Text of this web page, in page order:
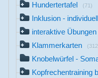
Hundertertafel (71)
Inklusion -
interaktive
Klammerkarten
Knobelwürfel -
Kopfrechentraining